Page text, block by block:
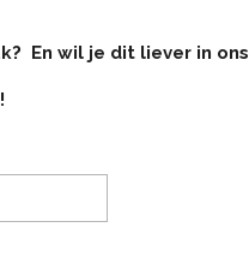
En wil je dit liever in